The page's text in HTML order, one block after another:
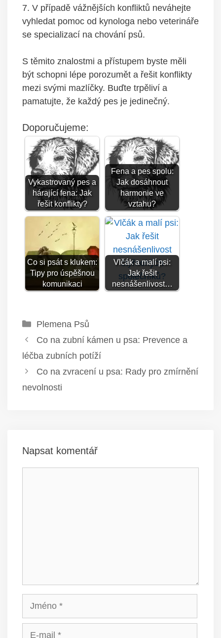
7. V případě vážnějších konfliktů neváhejte
vyhledat⁤ pomoc od kynologa nebo veterináře
se specializací ​na ⁤chování psů.
S‌ těmito znalostmi a ⁣přístupem byste měli
být schopni lépe porozumět a řešit⁣ konflikty
‍mezi svými mazlíčky. Buďte trpěliví a
pamatujte, že každý pes ⁣je jedinečný.
Doporučujeme:
Vykastrovaný pes a
hárající fena: Jak
řešit konflikty?
Fena a pes spolu:
Jak dosáhnout
harmonie ve
vztahu?
Co si psát s klukem:
Tipy pro úspěšnou
komunikaci
Vlčák a malí psi:
Jak řešit
nesnášenlivost…
Rubriky
Plemena Psů
Co na zubní kámen u psa: Prevence a
léčba zubních potíží
Co na zvracení u psa: Rady pro zmírnění
nevolnosti
Napsat komentář
Jméno